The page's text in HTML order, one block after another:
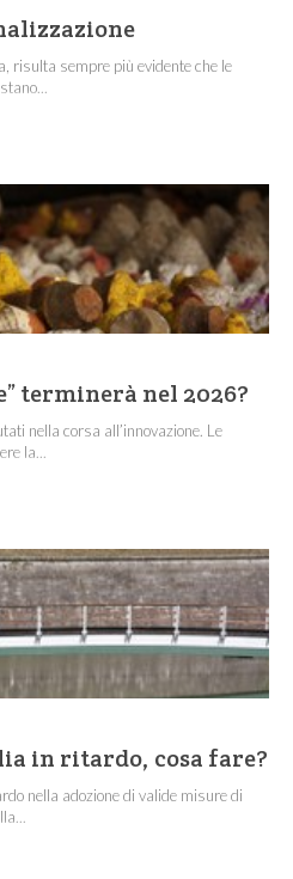
risulta sempre più evidente che le
terminerà nel 2026?
nella corsa all’innovazione. Le
la...
in ritardo, cosa fare?
nella adozione di valide misure di